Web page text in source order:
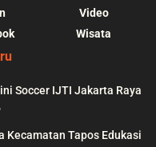
Video
Wisata
Soccer IJTI Jakarta Raya
Kecamatan Tapos Edukasi
: